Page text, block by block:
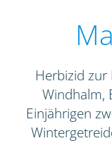
Herbizid
Windhalm,
Einjährigen